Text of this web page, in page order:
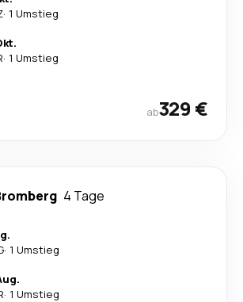
· 1 Umstieg
· 1 Umstieg
ab329 €
4 Tage
· 1 Umstieg
· 1 Umstieg